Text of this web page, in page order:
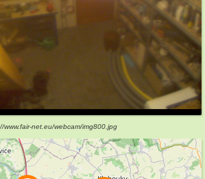
www.fair-net.eu/webcam/img800.jpg